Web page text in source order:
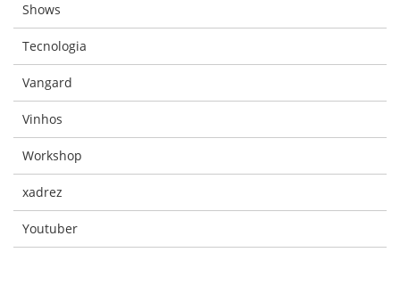
Shows
Tecnologia
Vangard
Vinhos
Workshop
xadrez
Youtuber